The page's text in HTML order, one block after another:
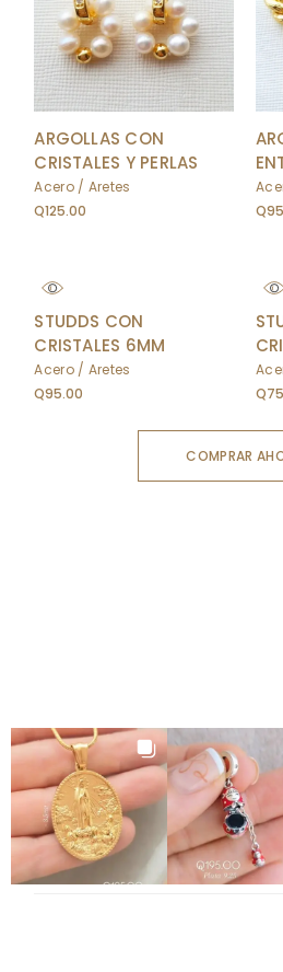
ARGOLLAS CON
CRISTALES Y PERLAS
Acero
Aretes
Q125.00
Q
STUDDS CON
CRISTALES 6MM
Acero
Aretes
Q95.00
Q
COMPRAR